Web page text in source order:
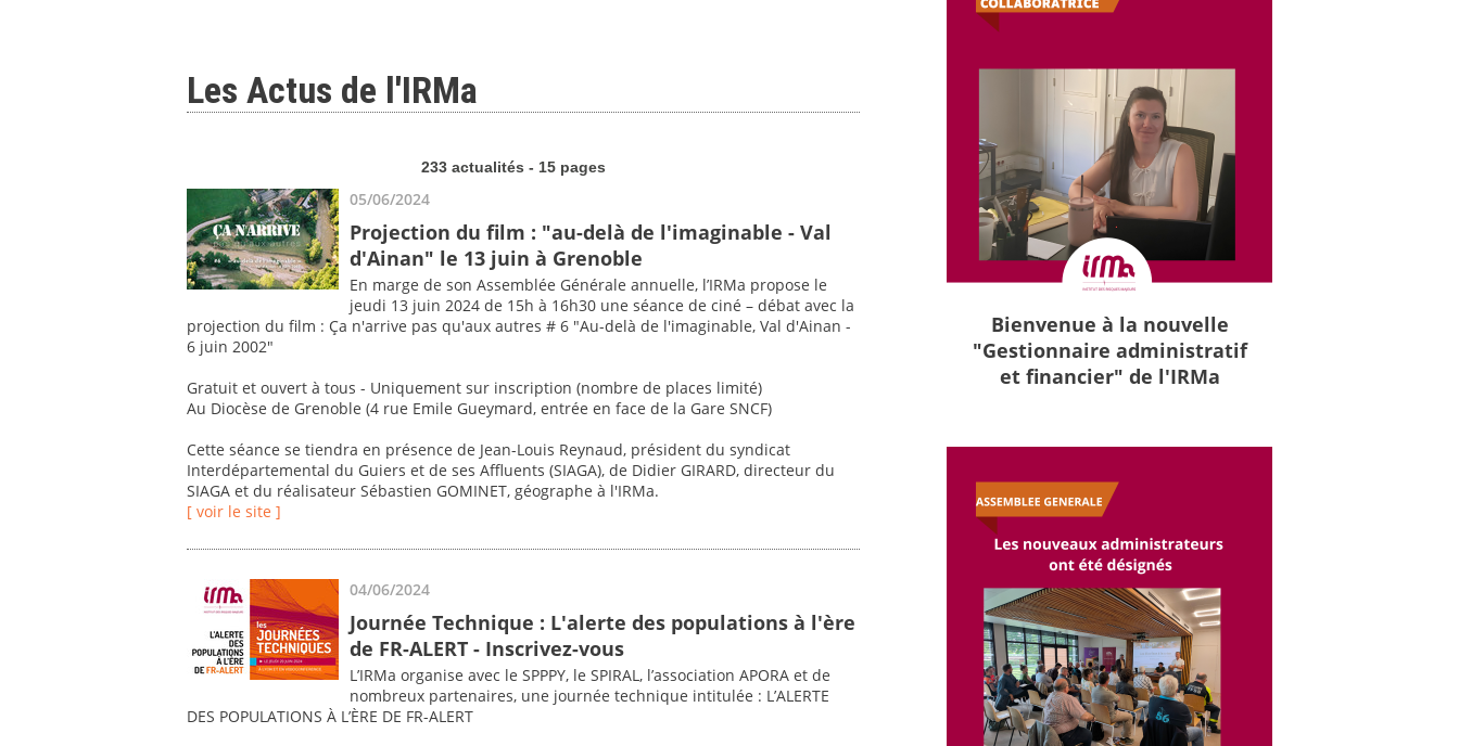
Les Actus de l'IRMa
233 actualités - 15 pages
05/06/2024
Projection du film : "au-delà de l'imaginable - Val
d'Ainan" le 13 juin à Grenoble
En marge de son Assemblée Générale annuelle, l’IRMa propose le
jeudi 13 juin 2024 de 15h à 16h30 une séance de ciné – débat avec la
projection du film : Ça n'arrive pas qu'aux autres # 6 "Au-delà de l'imaginable, Val d'Ainan -
6 juin 2002"
Gratuit et ouvert à tous - Uniquement sur inscription (nombre de places limité)
Au Diocèse de Grenoble (4 rue Emile Gueymard, entrée en face de la Gare SNCF)
Cette séance se tiendra en présence de Jean-Louis Reynaud, président du syndicat
Interdépartemental du Guiers et de ses Affluents (SIAGA), de Didier GIRARD, directeur du
SIAGA et du réalisateur Sébastien GOMINET, géographe à l'IRMa.
[ voir le site ]
04/06/2024
Journée Technique : L'alerte des populations à l'ère
de FR-ALERT - Inscrivez-vous
L’IRMa organise avec le SPPPY, le SPIRAL, l’association APORA et de
nombreux partenaires, une journée technique intitulée : L’ALERTE
DES POPULATIONS À L’ÈRE DE FR-ALERT
Bienvenue à la nouvelle
"Gestionnaire administratif
et financier" de l'IRMa